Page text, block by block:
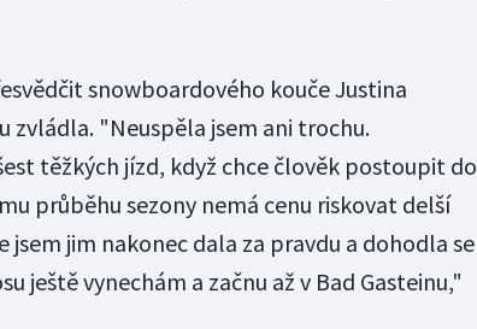
snowboardového kouče Justina
zvládla. "Neuspěla jsem ani trochu.
těžkých jízd, když chce člověk postoupit do
průběhu sezony nemá cenu riskovat delší
jsem jim nakonec dala za pravdu a dohodla se
ještě vynechám a začnu až v Bad Gasteinu,"